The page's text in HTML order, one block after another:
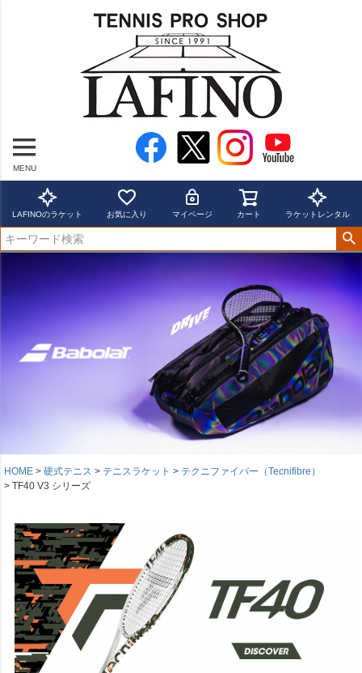
MENU
LAFINOのラケット お気に入り マイページ カート ラケットレンタル
HOME 硬式テニス テニスラケット
テクニファイバー（Tecnifibre）
TF40 V3 シリーズ